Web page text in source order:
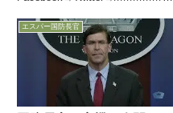
/////////...
エスパー国防長官